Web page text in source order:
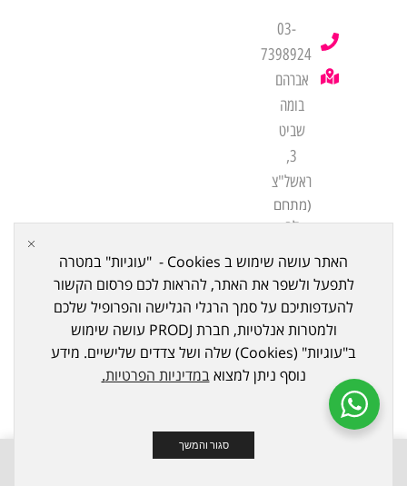
03-
7398924
אברהם
בומה
שביט
3,
ראשל"צ
(מתחם
לב
ביתן
21)
כל הזכויות שמורות ל © 2023
האתר עושה שימוש ב Cookies - "עוגיות" במטרה
לתפעל ולשפר את האתר, להראות לכם פרסום הקשור
להעדפותיכם על סמך הרגלי הגלישה והפרופיל שלכם
ולמטרות אנלטיות, חברת PRODJ עושה שימוש
ב"עוגיות" (Cookies) שלה ושל צדדים שלישיים. מידע
נוסף ניתן למצואבמדיניות הפרטיות.
סגור והמשך